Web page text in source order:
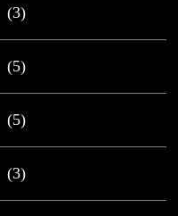
(3)
(5)
(5)
(3)